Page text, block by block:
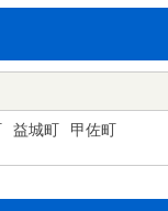
益城町 甲佐町